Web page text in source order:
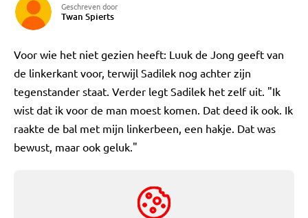
Geschreven door
Twan Spierts
Voor wie het niet gezien heeft: Luuk de Jong geeft van
de linkerkant voor, terwijl Sadilek nog achter zijn
tegenstander staat. Verder legt Sadilek het zelf uit. "Ik
wist dat ik voor de man moest komen. Dat deed ik ook. Ik
raakte de bal met mijn linkerbeen, een hakje. Dat was
bewust, maar ook geluk."